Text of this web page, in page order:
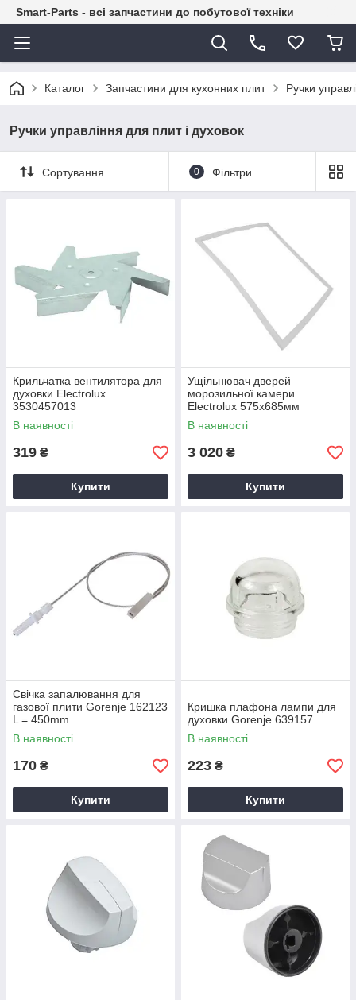
Smart-Parts - всі запчастини до побутової техніки
Каталог Запчастини для кухонних плит Ручки
Ручки управління для плит і духовок
Сортування 0 Фільтри
Крильчатка вентилятора для
духовки Electrolux
3530457013
В наявності
319 ₴
Купити
Ущільнювач дверей
морозильної камери
Electrolux 575х685мм
2426448078
В наявності
3 020 ₴
Купити
Свічка запалювання для
газової плити Gorenje 162123
L = 450mm
В наявності
170 ₴
Купити
Кришка плафона лампи для
духовки Gorenje 639157
В наявності
223 ₴
Купити